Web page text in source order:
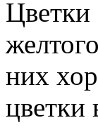
Цветки
них
цветки